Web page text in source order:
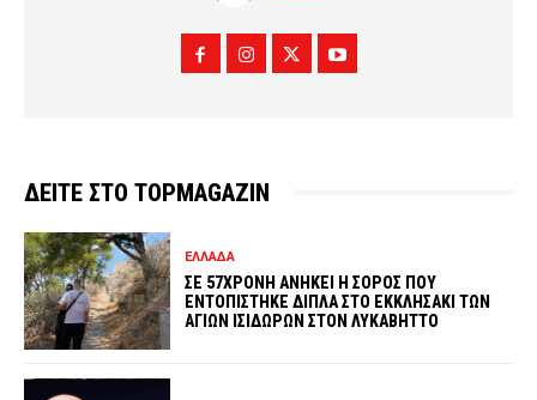
ΔΕΙΤΕ ΣΤΟ TOPMAGAZIN
ΕΛΛΑΔΑ
ΣΕ 57ΧΡΟΝΗ ΑΝΗΚΕΙ Η ΣΟΡΟΣ ΠΟΥ
ΕΝΤΟΠΙΣΤΗΚΕ ΔΙΠΛΑ ΣΤΟ ΕΚΚΛΗΣΑΚΙ ΤΩΝ
ΑΓΙΩΝ ΙΣΙΔΩΡΩΝ ΣΤΟΝ ΛΥΚΑΒΗΤΤΟ